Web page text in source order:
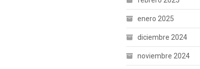
enero 2025
diciembre 2024
noviembre 2024